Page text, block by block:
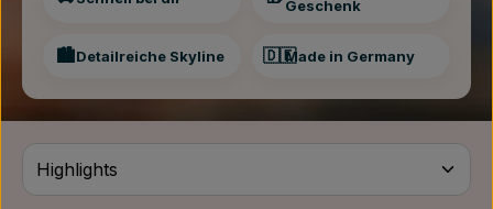
Geschenk
🏙️Detailreiche Skyline 🇩🇪Made in Germany